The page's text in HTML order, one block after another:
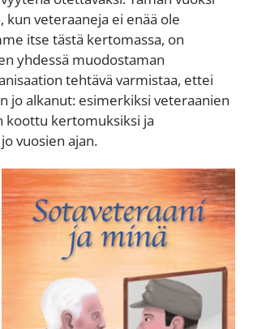
kun veteraaneja ei enää ole
itse tästä kertomassa, on
yhdessä muodostaman
tehtävä varmistaa, ettei
jo alkanut: esimerkiksi veteraanien
koottu kertomuksiksi ja
vuosien ajan.